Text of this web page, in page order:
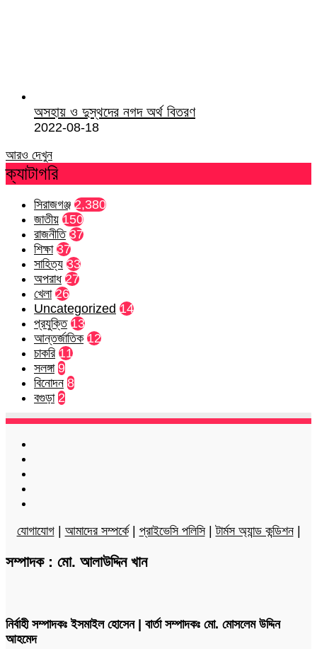
অসহায় ও দুস্থদের নগদ অর্থ বিতরণ
2022-08-18
আরও দেখুন
ক্যাটাগরি
সিরাজগঞ্জ 2,380
জাতীয় 150
রাজনীতি 37
শিক্ষা 37
সাহিত্য 33
অপরাধ 27
খেলা 26
Uncategorized 14
প্রযুক্তি 13
আন্তর্জাতিক 12
চাকরি 11
সলঙ্গা 9
বিনোদন 8
বগুড়া 2
যোগাযোগ| আমাদের সম্পর্কে| প্রাইভেসি পলিসি|টার্মস অ্যান্ড কন্ডিশন|
সম্পাদক : মো. আলাউদ্দিন খান
নির্বাহী সম্পাদকঃ ইসমাইল হোসেন | বার্তা সম্পাদকঃ মো. মোসলেম উদ্দিন
আহমেদ